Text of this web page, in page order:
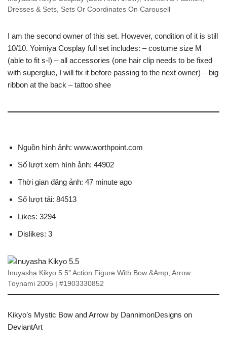
Dresses & Sets, Sets Or Coordinates On Carousell
I am the second owner of this set. However, condition of it is still
10/10. Yoimiya Cosplay full set includes: – costume size M
(able to fit s-l) – all accessories (one hair clip needs to be fixed
with superglue, I will fix it before passing to the next owner) – big
ribbon at the back – tattoo shee
Nguồn hình ảnh: www.worthpoint.com
Số lượt xem hình ảnh: 44902
Thời gian đăng ảnh: 47 minute ago
Số lượt tải: 84513
Likes: 3294
Dislikes: 3
Inuyasha Kikyo 5.5″ Action Figure With Bow &Amp; Arrow
Toynami 2005 | #1903330852
Kikyo’s Mystic Bow and Arrow by DannimonDesigns on
DeviantArt